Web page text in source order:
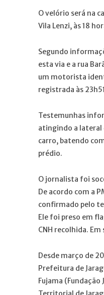
O velório será na
Vila Lenzi, às 18
Segundo
esta via e a rua
um motorista
registrada às
Testemunhas
atingindo a lateral
carro, batendo
prédio.
O jornalista foi
De acordo com a
confirmado pelo
Ele foi preso em
CNH recolhida.
Desde março de
Prefeitura de
Fujama